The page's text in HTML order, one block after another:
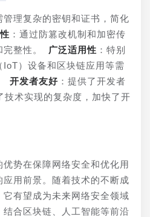
管理复杂的密钥和证书，简化
：通过防篡改机制和加密传
完整性。 广泛适用性 ：特别
）设备和区块链应用等需
开发者友好 ：提供了开发者
技术实现的复杂度，加快了开
势在保障网络安全和优化用
应用前景。随着技术的不断成
有望成为未来网络安全领域
合区块链、人工智能等前沿